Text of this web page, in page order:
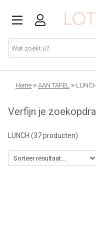
VADERDAG
SOLDEN
GIFT STUDIO
AGENDA'S 2026
Home > AAN TAFEL >
Verfijn je
LUNCH (37 producten)